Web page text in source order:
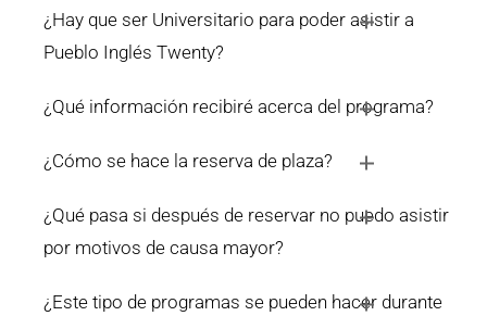
¿Hay que ser Universitario para poder asistir a
Pueblo Inglés Twenty?
¿Qué información recibiré acerca del programa?
¿Cómo se hace la reserva de plaza?
¿Qué pasa si después de reservar no puedo asistir
por motivos de causa mayor?
¿Este tipo de programas se pueden hacer durante